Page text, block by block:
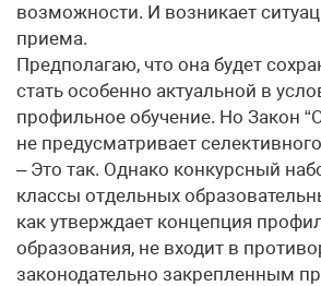
возможности. И возникает
приема.
Предполагаю, что она будет
стать особенно актуальной в
профильное обучение. Но Закон
не предусматривает
– Это так. Однако конкурсный
классы отдельных
как утверждает концепция
образования, не входит в
законодательно закрепленным